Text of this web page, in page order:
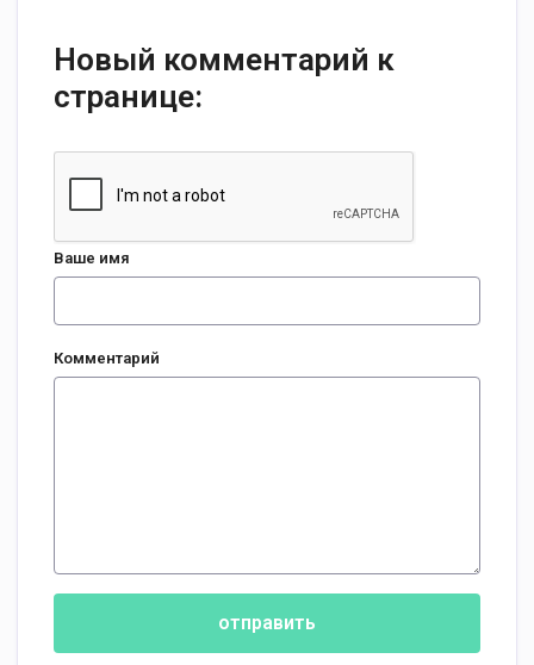
Новый комментарий к
странице:
Ваше имя
Комментарий
отправить